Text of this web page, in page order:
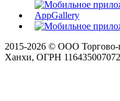
2015-2026 © ООО Торгово-
Ханхи, ОГРН